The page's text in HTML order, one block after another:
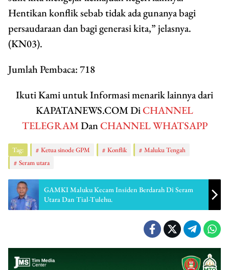
Hentikan konflik sebab tidak ada gunanya bagi
persaudaraan dan bagi generasi kita,” jelasnya.
(KN03).
Jumlah Pembaca:718
Ikuti Kami untuk Informasi menarik lainnya dari
KAPATANEWS.COM DiCHANNEL
TELEGRAMDanCHANNEL WHATSAPP
Tag: Ketua sinode GPM Konflik
Maluku Tengah
Seram utara
GAMKI Maluku Kecam Insiden Berdarah Di Seram
Utara Dan Tial-Tulehu.